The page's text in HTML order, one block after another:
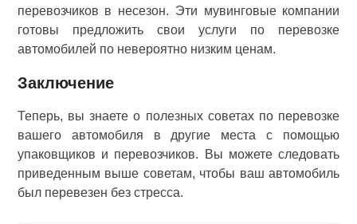
перевозчиков в несезон. Эти мувинговые компании
готовы предложить свои услуги по перевозке
автомобилей по невероятно низким ценам.
Заключение
Теперь, вы знаете о полезных советах по перевозке
вашего автомобиля в другие места с помощью
упаковщиков и перевозчиков. Вы можете следовать
приведенным выше советам, чтобы ваш автомобиль
был перевезен без стресса.